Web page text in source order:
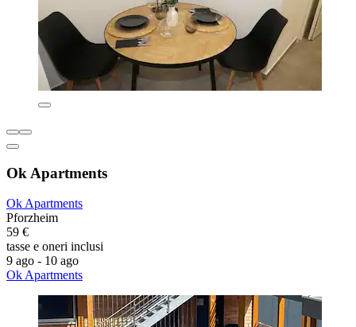
Ok Apartments
Ok Apartments
Pforzheim
59 €
tasse e oneri inclusi
9 ago - 10 ago
Ok Apartments